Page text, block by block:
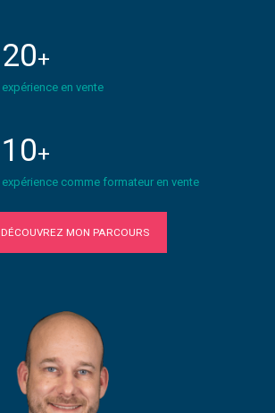
20+
expérience en vente
10+
expérience comme formateur en vente
DÉCOUVREZ MON PARCOURS